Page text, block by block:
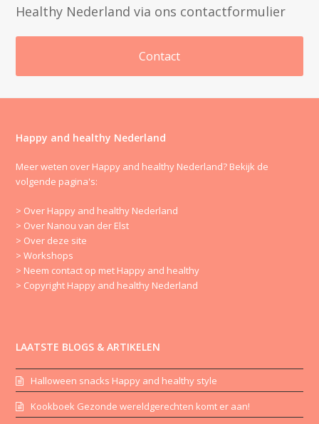
Healthy Nederland via ons contactformulier
Contact
Happy and healthy Nederland
Meer weten over Happy and healthy Nederland? Bekijk de
volgende pagina's:
> Over Happy and healthy Nederland
> Over Nanou van der Elst
> Over deze site
> Workshops
> Neem contact op met Happy and healthy
> Copyright Happy and healthy Nederland
LAATSTE BLOGS & ARTIKELEN
Halloween snacks Happy and healthy style
Kookboek Gezonde wereldgerechten komt er aan!